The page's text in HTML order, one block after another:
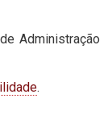
Administração
.